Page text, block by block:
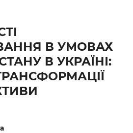
В УМОВАХ
В УКРАЇНІ: